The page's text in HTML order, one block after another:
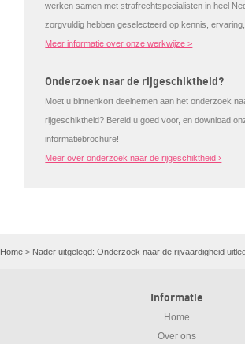
werken samen met strafrechtspecialisten in heel
zorgvuldig hebben geselecteerd op kennis, ervaring,
Meer informatie over onze werkwijze >
Onderzoek naar de rijgeschiktheid?
Moet u binnenkort deelnemen aan het onderzoek
rijgeschiktheid? Bereid u goed voor, en download
informatiebrochure!
Meer over onderzoek naar de rijgeschiktheid ›
Home > Nader uitgelegd: Onderzoek naar de rijvaardigheid
Informatie
Home
Over ons